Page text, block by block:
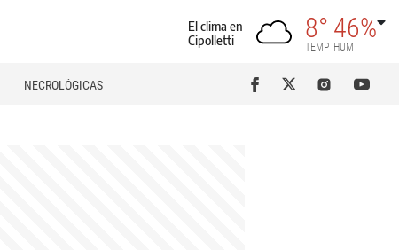
El clima en
Cipolletti
8°
TEMP
46%
HUM
NECROLÓGICAS